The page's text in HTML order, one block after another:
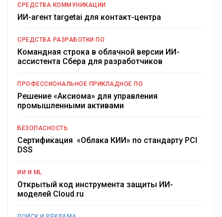
СРЕДСТВА КОММУНИКАЦИИ
ИИ-агент targetai для контакт-центра
СРЕДСТВА РАЗРАБОТКИ ПО
Командная строка в облачной версии ИИ-
ассистента Сбера для разработчиков
ПРОФЕССИОНАЛЬНОЕ ПРИКЛАДНОЕ ПО
Решение «Аксиома» для управления
промышленными активами
БЕЗОПАСНОСТЬ
Сертификация «Облака КИИ» по стандарту PCI
DSS
ИИ И ML
Открытый код инструмента защиты ИИ-
моделей Cloud.ru